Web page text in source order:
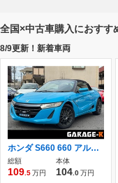
全国×中古車購入におすす
8/9更新！新着車両
ホンダ S660 660 アルファ ENKEI15インチアルミ バックカメラ ETC
総額
109 .5万円
本体
104 .0万円